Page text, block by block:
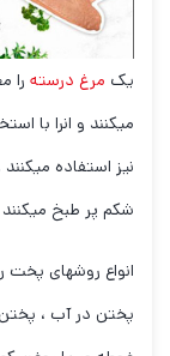
یک مرغ درسته
میکنند و انرا با
نیز استفاده
شکم پر طبخ
انواع روشهای پخت
پختن در آب ،